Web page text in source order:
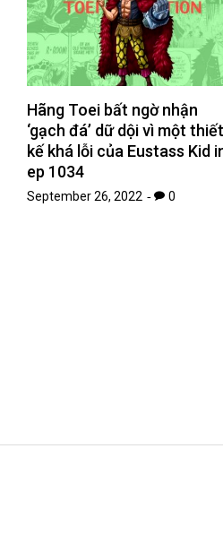
Hãng Toei bất ngờ nhận
‘gạch đá’ dữ dội vì một thiết
kế khá lỗi của Eustass Kid
ep 1034
September 26, 2022 0